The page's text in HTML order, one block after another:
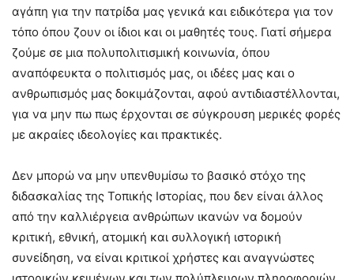
αγάπη για την πατρίδα μας γενικά και ειδικότερα για τον
τόπο όπου ζουν οι ίδιοι και οι μαθητές τους. Γιατί σήμερα
ζούμε σε μια πολυπολιτισμική κοινωνία, όπου
αναπόφευκτα ο πολιτισμός μας, οι ιδέες μας και ο
ανθρωπισμός μας δοκιμάζονται, αφού αντιδιαστέλλονται,
για να μην πω πως έρχονται σε σύγκρουση μερικές φορές
με ακραίες ιδεολογίες και πρακτικές.
Δεν μπορώ να μην υπενθυμίσω το βασικό στόχο της
διδασκαλίας της Τοπικής Ιστορίας, που δεν είναι άλλος
από την καλλιέργεια ανθρώπων ικανών να δομούν
κριτική, εθνική, ατομική και συλλογική ιστορική
συνείδηση, να είναι κριτικοί χρήστες και αναγνώστες